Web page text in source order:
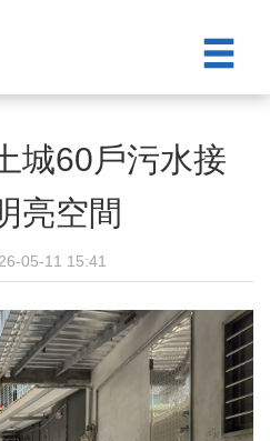
城60戶污水接
亮空間
05-11 15:41